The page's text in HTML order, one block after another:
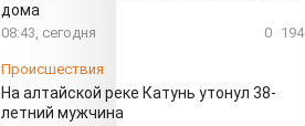
дома
08:43, сегодня 0 194
Происшествия
На алтайской реке Катунь утонул 38-
летний мужчина